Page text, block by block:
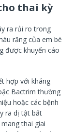
thai kỳ
ra rủi ro trong
răng của em bé
được khuyến cáo
hợp với kháng
Bactrim thường
hoặc các bệnh
ra dị tật bất
thai giai